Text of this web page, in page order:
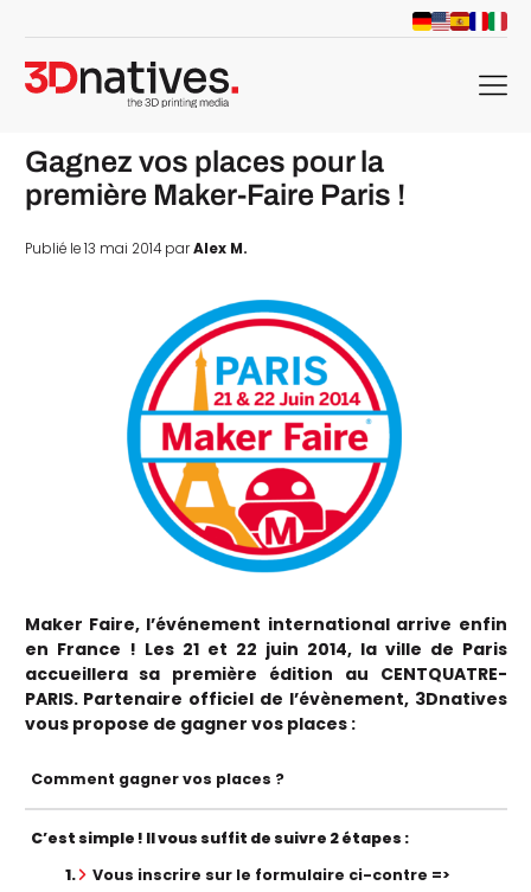
menu
Gagnez vos places pour la
première Maker-Faire Paris !
Publié le 13 mai 2014 parAlex M.
Maker Faire, l’événement international arrive enfin
en France ! Les 21 et 22 juin 2014, la ville de Paris
accueillera sa première édition au CENTQUATRE-
PARIS. Partenaire officiel de l’évènement, 3Dnatives
vous propose de gagner vos places :
Comment gagner vos places ?
C’est simple ! Il vous suffit de suivre 2 étapes :
Vous inscrire sur le formulaire ci-contre =>